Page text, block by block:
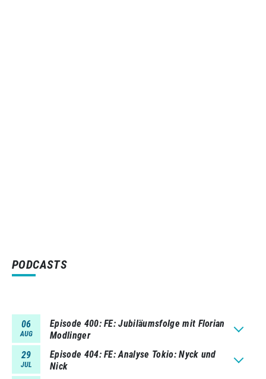
PODCASTS
06
AUG
Episode 400 FE: Jubiläumsfolge mit Florian
Modlinger
29
JUL
Episode 404 FE: Analyse Tokio: Nyck und
Nick